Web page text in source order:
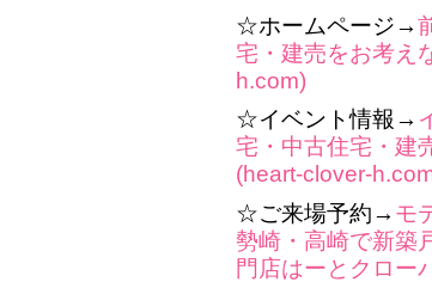
☆ホームページ→
宅・建売をお考え
h.com)
☆イベント情報→
宅・中古住宅・建
(heart-clover-
☆ご来場予約→ モ
勢崎・高崎で新築
門店はーとクロー